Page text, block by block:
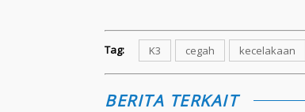
Tag: K3 cegah kecelakaan
BERITA TERKAIT